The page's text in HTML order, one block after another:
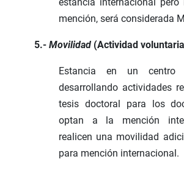
estancia internacional
mención, será considerada
5.- Movilidad (Actividad
Estancia en un centro
desarrollando actividades
tesis doctoral para los
optan a la mención
realicen una movilidad
para mención internacional.